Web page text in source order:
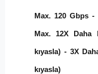
Max. 120 Gbps
Max. 12X Daha
kıyasla) - 3X
kıyasla)